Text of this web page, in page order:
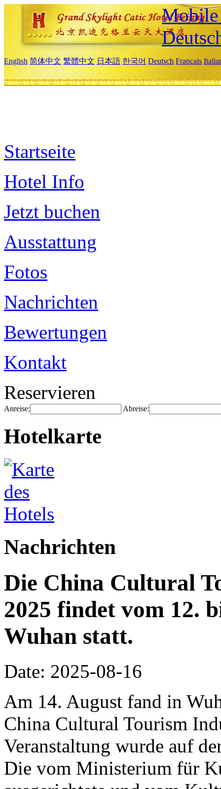
Mobile
English 简体中文 繁體中文 日本語 한국어 Deutsch Français
Startseite
Hotel Info
Jetzt buchen
Ausstattung
Fotos
Nachrichten
Bewertungen
Kontakt
Reservieren
Anreise: Abreise:
Hotelkarte
Nachrichten
Die China Cultural
2025 findet vom 12.
Wuhan statt.
Date: 2025-08-16
Am 14. August fand in
China Cultural Tourism
Veranstaltung wurde auf
Die vom Ministerium für